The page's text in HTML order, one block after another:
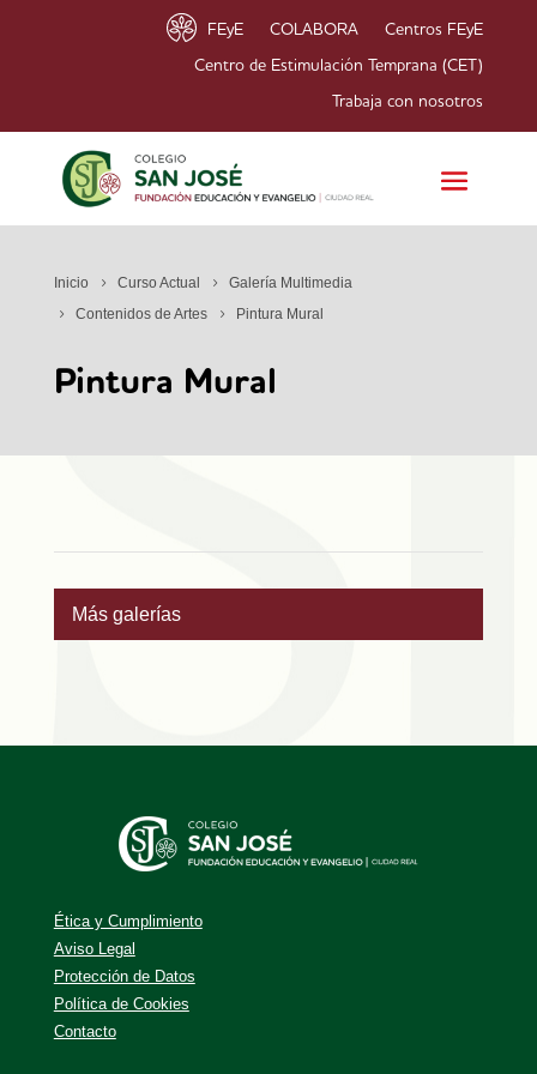
FEyE COLABORA Centros FEyE
Centro de Estimulación Temprana (CET)
Trabaja con nosotros
Inicio Curso Actual
Galería Multimedia
Contenidos de Artes
Pintura Mural
Pintura Mural
Más galerías
Ética y Cumplimiento
Aviso Legal
Protección de Datos
Política de Cookies
Contacto